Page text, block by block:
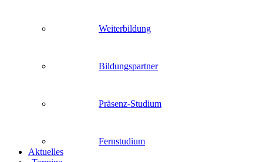
Weiterbildung
Bildungspartner
Präsenz-Studium
Fernstudium
Aktuelles